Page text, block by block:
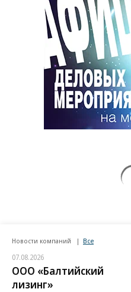
Новости компаний Все
07.08.2026
ООО «Балтийский
лизинг»